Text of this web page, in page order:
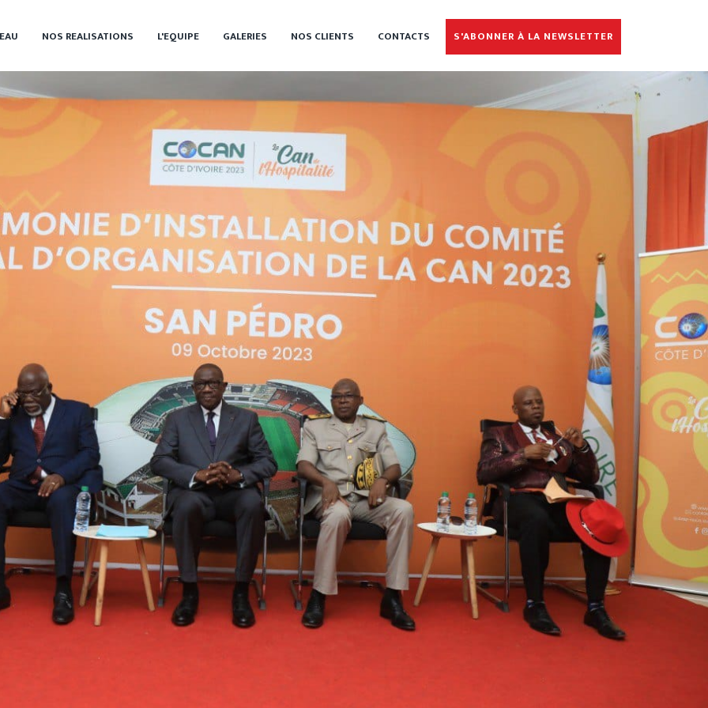
NOS REALISATIONS L'EQUIPE GALERIES NOS CLIENTS CONTACTS S'ABONNER À LA NEWSLETTER